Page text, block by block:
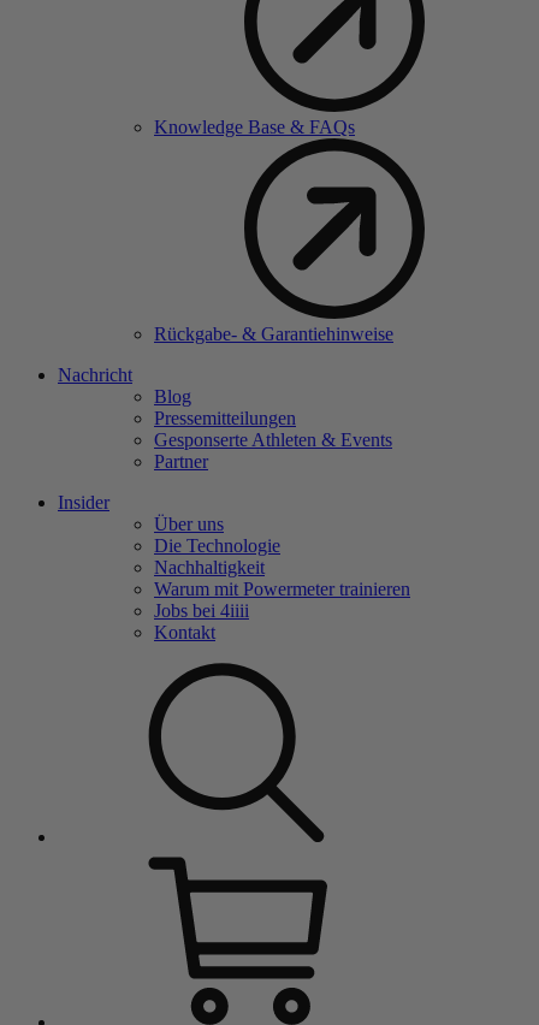
Knowledge Base & FAQs
Rückgabe- & Garantiehinweise
Nachricht
Blog
Pressemitteilungen
Gesponserte Athleten & Events
Partner
Insider
Über uns
Die Technologie
Nachhaltigkeit
Warum mit Powermeter trainieren
Jobs bei 4iiii
Kontakt